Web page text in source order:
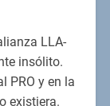
LLA-
insólito.
PRO y en la
existiera.